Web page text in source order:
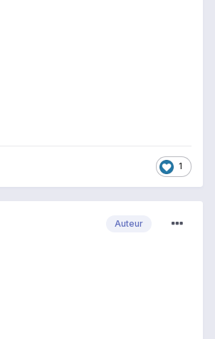
1
Auteur